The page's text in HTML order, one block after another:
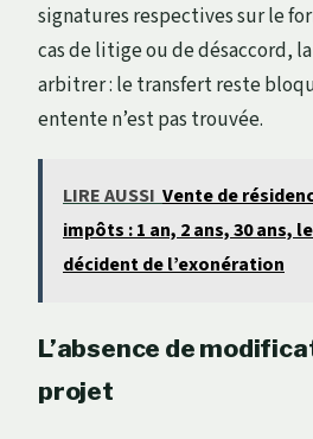
signatures respectives sur le
cas de litige ou de désaccord,
arbitrer : le transfert reste
entente n’est pas trouvée.
LIRE AUSSI Vente de
impôts : 1 an, 2 ans, 30 ans,
décident de l’exonération
L’absence de
projet